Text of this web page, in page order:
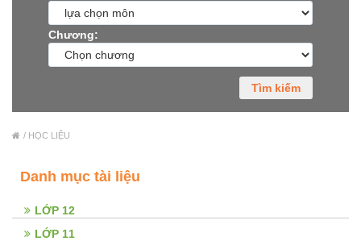
Chương:
Tìm kiếm
HỌC LIỆU
Danh mục tài liệu
LỚP 12
LỚP 11